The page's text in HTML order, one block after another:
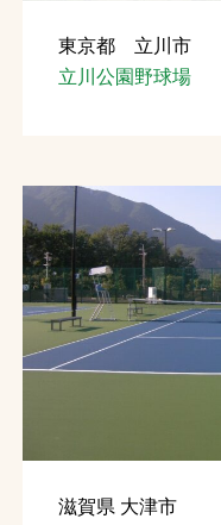
東京都 立川市
立川公園野球場
滋賀県 大津市